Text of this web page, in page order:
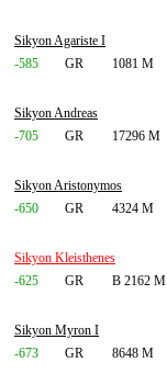
Sikyon Agariste I
-585
GR 1081 M
Sikyon Andreas
-705
GR 17296 M
Sikyon Aristonymos
-650
GR 4324 M
Sikyon Kleisthenes
-625
GR B 2162 M
Sikyon Myron I
-673
GR 8648 M